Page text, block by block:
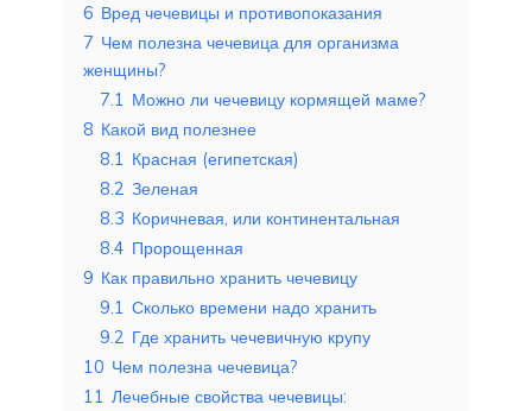
6 Вред чечевицы и противопоказания
7 Чем полезна чечевица для организма
женщины?
7.1 Можно ли чечевицу кормящей маме?
8 Какой вид полезнее
8.1 Красная (египетская)
8.2 Зеленая
8.3 Коричневая, или континентальная
8.4 Пророщенная
9 Как правильно хранить чечевицу
9.1 Сколько времени надо хранить
9.2 Где хранить чечевичную крупу
10 Чем полезна чечевица?
11 Лечебные свойства чечевицы: